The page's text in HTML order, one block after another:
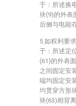
于：所述换
块(9)的外表
后侧与电能
5.如权利要
于：所述定
(61)的外表
之间固定安
端均固定安
均贯穿方形
块(63)相背